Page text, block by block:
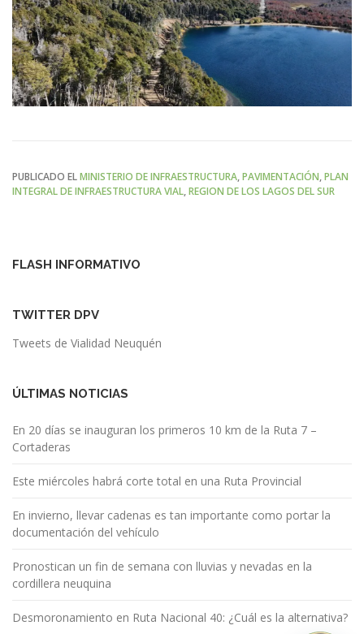
PUBLICADO ELMINISTERIO DE INFRAESTRUCTURA,PAVIMENTACIÓN,PLAN
INTEGRAL DE INFRAESTRUCTURA VIAL,REGION DE LOS LAGOS DEL SUR
FLASH INFORMATIVO
TWITTER DPV
Tweets de Vialidad Neuquén
ÚLTIMAS NOTICIAS
En 20 días se inauguran los primeros 10 km de la Ruta 7 –
Cortaderas
Este miércoles habrá corte total en una Ruta Provincial
En invierno, llevar cadenas es tan importante como portar la
documentación del vehículo
Pronostican un fin de semana con lluvias y nevadas en la
cordillera neuquina
Desmoronamiento en Ruta Nacional 40: ¿Cuál es la alternativa?